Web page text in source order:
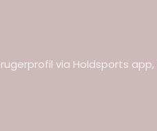
via Holdsports app,